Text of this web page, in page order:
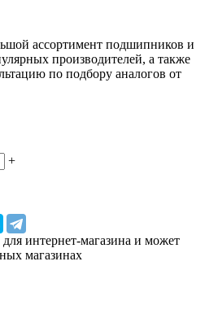
ассортимент подшипников и
производителей, а также
по подбору аналогов от
+
интернет-магазина и может
магазинах